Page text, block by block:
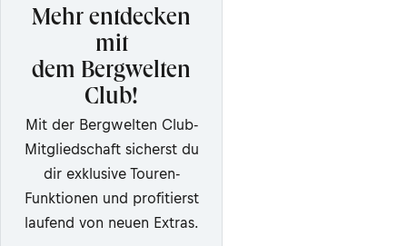
Mehr entdecken
mit
dem Bergwelten
Club!
Mit der Bergwelten Club-
Mitgliedschaft sicherst du
dir exklusive Touren-
Funktionen und profitierst
laufend von neuen Extras.